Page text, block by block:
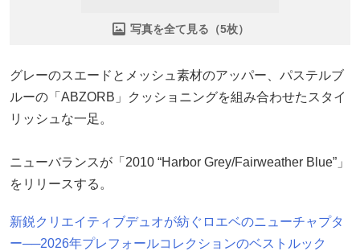
写真を全て見る（5枚）
グレーのスエードとメッシュ素材のアッパー、パステルブ
ルーの「ABZORB」クッショニングを組み合わせたスタイ
リッシュな一足。
ニューバランスが「2010 “Harbor Grey/Fairweather Blue”」
をリリースする。
新鋭クリエイティブデュオが紡ぐロエベのニューチャプタ
ー──2026年プレフォールコレクションのベストルック